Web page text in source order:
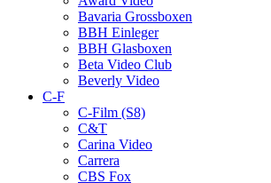
Bavaria Grossboxen
BBH Einleger
BBH Glasboxen
Beta Video Club
Beverly Video
C-F
C-Film (S8)
C&T
Carina Video
Carrera
CBS Fox